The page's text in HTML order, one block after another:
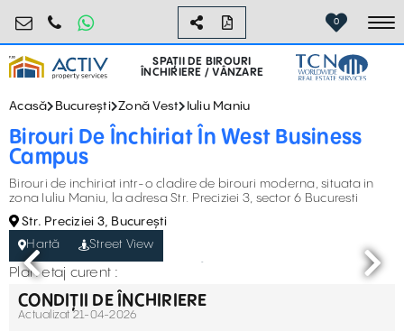
birouri@activpropertyservices.ro
0724.584.442 0
SPAȚII DE BIROURI
ÎNCHIRIERE / VÂNZARE
Acasă București Zonă Vest Iuliu Maniu
Birouri De Închiriat În West Business
Campus
Birouri de inchiriat intr-o cladire de birouri moderna, situata in
zona Iuliu Maniu, la adresa Str. Preciziei 3, sector 6 Bucuresti
Str. Preciziei 3, București
Hartă
Street View
Plan etaj curent :
CONDIȚII DE ÎNCHIRIERE
Actualizat 21-04-2026